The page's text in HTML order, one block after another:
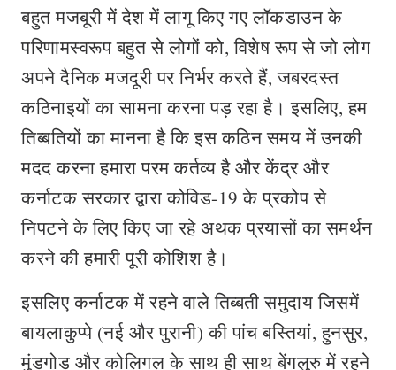
बहुत मजबूरी में देश में लागू किए गए लॉकडाउन के
परिणामस्वरूप बहुत से लोगों को, विशेष रूप से जो लोग
अपने दैनिक मजदूरी पर निर्भर करते हैं, जबरदस्त
कठिनाइयों का सामना करना पड़ रहा है। इसलिए, हम
तिब्बतियों का मानना है कि इस कठिन समय में उनकी
मदद करना हमारा परम कर्तव्य है और केंद्र और
कर्नाटक सरकार द्वारा कोविड-19 के प्रकोप से
निपटने के लिए किए जा रहे अथक प्रयासों का समर्थन
करने की हमारी पूरी कोशिश है।
इसलिए कर्नाटक में रहने वाले तिब्बती समुदाय जिसमें
बायलाकुप्पे (नई और पुरानी) की पांच बस्तियां, हुनसुर,
मुंडगोड और कोलिगल के साथ ही साथ बेंगलुरु में रहने